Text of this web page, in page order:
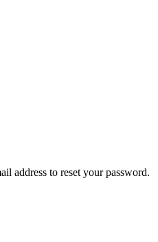
address to reset your password.